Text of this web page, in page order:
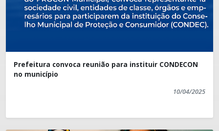
Prefeitura convoca reunião para instituir CONDECON
no município
10/04/2025